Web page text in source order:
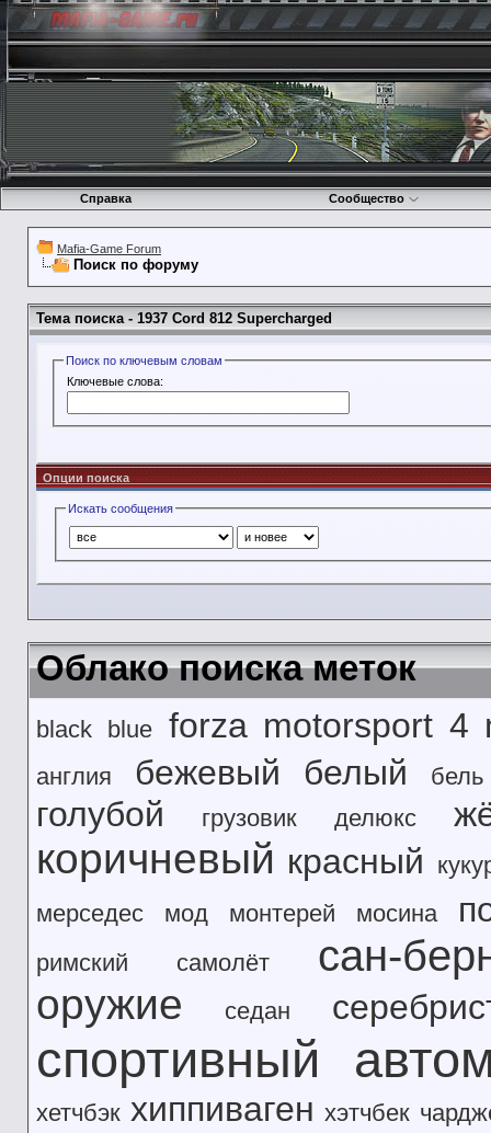
Справка Сообщество
Mafia-Game Forum
Поиск по форуму
Тема поиска - 1937 Cord 812 Supercharged
Поиск по ключевым словам
Ключевые слова:
Опции поиска
Искать сообщения
Облако поиска меток
black blue forza motorsport 4
англия бежевый белый
голубой грузовик делюкс
коричневый красный
мерседес
мод монтерей мосина
римский самолёт сан-
оружие седан
спортивный
хетчбэк хиппиваген хэтчбек